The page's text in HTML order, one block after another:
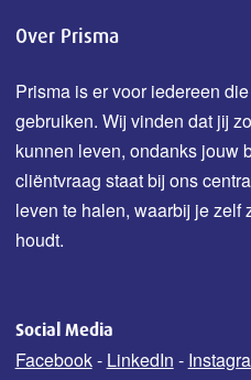
Over Prisma
Prisma is er voor iedereen
gebruiken. Wij vinden dat jij
kunnen leven, ondanks jouw
cliëntvraag staat bij ons
leven te halen, waarbij je zelf
houdt.
Social Media
Facebook- LinkedIn -